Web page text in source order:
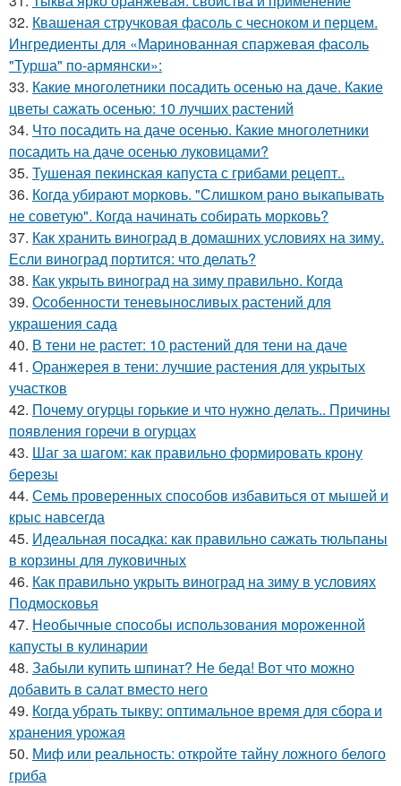
32. Квашеная стручковая фасоль с чесноком и перцем.
Ингредиенты для «Маринованная спаржевая фасоль
"Турша" по-армянски»:
33. Какие многолетники посадить осенью на даче. Какие
цветы сажать осенью: 10 лучших растений
34. Что посадить на даче осенью. Какие многолетники
посадить на даче осенью луковицами?
35. Тушеная пекинская капуста с грибами рецепт..
36. Когда убирают морковь. "Слишком рано выкапывать
не советую". Когда начинать собирать морковь?
37. Как хранить виноград в домашних условиях на зиму.
Если виноград портится: что делать?
38. Как укрыть виноград на зиму правильно. Когда
39. Особенности теневыносливых растений для
украшения сада
40. В тени не растет: 10 растений для тени на даче
41. Оранжерея в тени: лучшие растения для укрытых
участков
42. Почему огурцы горькие и что нужно делать.. Причины
появления горечи в огурцах
43. Шаг за шагом: как правильно формировать крону
березы
44. Семь проверенных способов избавиться от мышей и
крыс навсегда
45. Идеальная посадка: как правильно сажать тюльпаны
в корзины для луковичных
46. Как правильно укрыть виноград на зиму в условиях
Подмосковья
47. Необычные способы использования мороженной
капусты в кулинарии
48. Забыли купить шпинат? Не беда! Вот что можно
добавить в салат вместо него
49. Когда убрать тыкву: оптимальное время для сбора и
хранения урожая
50. Миф или реальность: откройте тайну ложного белого
гриба